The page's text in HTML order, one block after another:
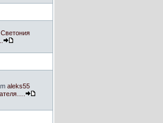
Светония
aleks55